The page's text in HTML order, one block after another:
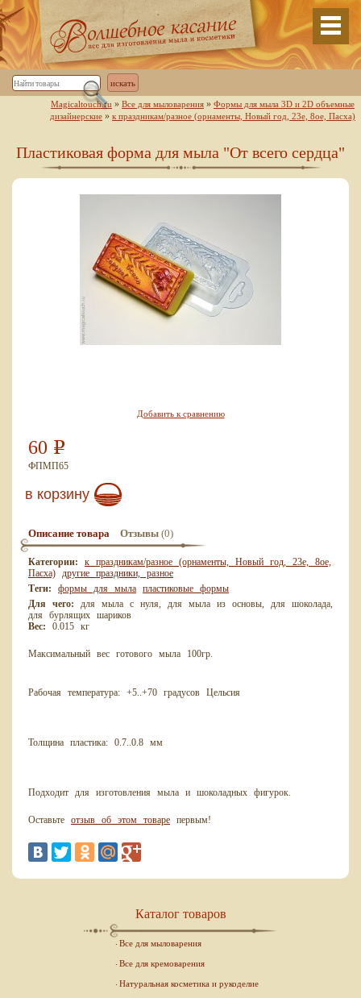
Magicaltouch.ru » Все для мыловарения » Формы для мыла 3D и 2D объемные
дизайнерские » к праздникам/разное (орнаменты, Новый год, 23е, 8ое, Пасха)
Пластиковая форма для мыла "От всего сердца"
Добавить к сравнению
60 Р
ФПМП65
в корзину
Описание товара Отзывы (0)
Категории:
к праздникам/разное (орнаменты, Новый год, 23е, 8ое,
Пасха) другие праздники, разное
Теги:
формы для мыла пластиковые формы
Для чего:
для мыла с нуля, для мыла из основы, для шоколада,
для бурлящих шариков
Вес:
0.015 кг
Максимальный вес готового мыла 100гр.
Рабочая температура: +5..+70 градусов Цельсия
Толщина пластика: 0.7..0.8 мм
Подходит для изготовления мыла и шоколадных фигурок.
Оставьте отзыв об этом товаре первым!
Каталог товаров
Все для мыловарения
Все для кремоварения
Натуральная косметика и рукоделие